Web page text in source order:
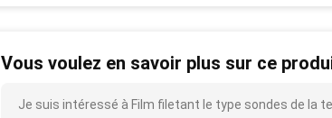
Vous voulez en savoir plus sur ce
Je suis intéressé à Film filetant le type sondes de la